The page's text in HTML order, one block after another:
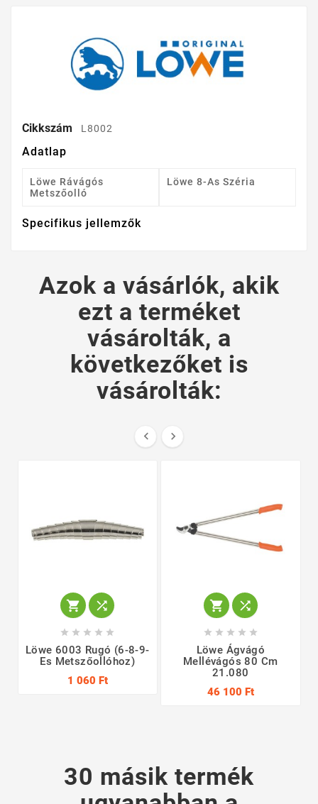
Cikkszám L8002
Adatlap
Löwe Rávágós
Metszőolló
Löwe 8-As Széria
Specifikus jellemzők
Azok a vásárlók, akik
ezt a terméket
vásárolták, a
következőket is
vásárolták:
 
 
    
Löwe 6003 Rugó (6-8-9-
Es Metszőollóhoz)
1 060 Ft
 
    
Löwe Ágvágó
Mellévágós 80 Cm
21.080
46 100 Ft
30 másik termék